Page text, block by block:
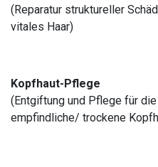
(Reparatur struktureller
vitales Haar)
Kopfhaut-Pflege
(Entgiftung und Pflege für
empfindliche/ trockene